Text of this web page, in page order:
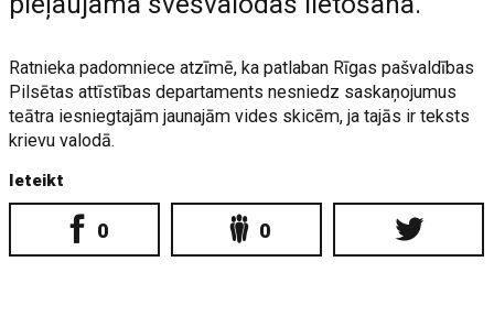
Ratnieka padomniece atzīmē, ka patlaban Rīgas pašvaldības
Pilsētas attīstības departaments nesniedz saskaņojumus
teātra iesniegtajām jaunajām vides skicēm, ja tajās ir teksts
krievu valodā.
Ieteikt
0 0